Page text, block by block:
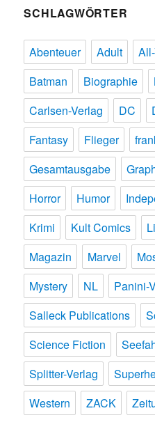
SCHLAGWÖRTER
Abenteuer Adult
Batman
Biographie
Carlsen-Verlag
DC
Fantasy
Flieger
Gesamtausgabe
Horror
Humor
Krimi
Kult Comics
Magazin
Marvel
Mystery
NL Panini-
Salleck Publications
Science Fiction
Splitter-Verlag
Western
ZACK